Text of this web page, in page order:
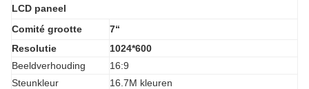
LCD paneel
Comité grootte
7“
Resolutie
1024*600
Beeldverhouding
16:9
Steunkleur
16.7M kleuren